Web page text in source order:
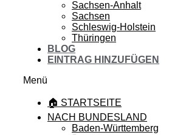
Sachsen-Anhalt
Sachsen
Schleswig-Holstein
Thüringen
BLOG
EINTRAG HINZUFÜGEN
Menü
🏠 STARTSEITE
NACH BUNDESLAND
Baden-Württemberg